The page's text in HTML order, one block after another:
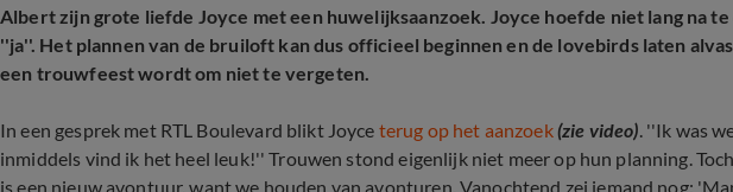
Albert zijn grote liefde Joyce met een huwelijksaanzoek. Joyce hoefde niet lang na
''ja''. Het plannen van de bruiloft kan dus officieel beginnen en de lovebirds laten
een trouwfeest wordt om niet te vergeten.
In een gesprek met RTL Boulevard blikt Joyce terug op het aanzoek(zie video). ''Ik was
inmiddels vind ik het heel leuk!'' Trouwen stond eigenlijk niet meer op hun planning.
is een nieuw avontuur, want we houden van avonturen. Vanochtend zei iemand nog: